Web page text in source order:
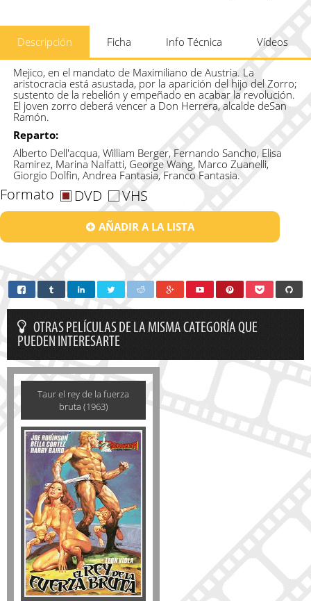
Descripción Ficha Info Técnica Vídeos
Mejico, en el mandato de Maximiliano de Austria. La
aristocracia está asustada, por la aparición del hijo del Zorro;
sustento de la rebelión y empeñado en acabar la revolución.
El joven zorro deberá vencer a Don Herrera, alcalde deSan
Ramón.
Reparto:
Alberto Dell'acqua, William Berger, Fernando Sancho, Elisa
Ramirez, Marina Nalfatti, George Wang, Marco Zuanelli,
Giorgio Dolfin, Andrea Fantasia, Franco Fantasia.
Formato DVD VHS
AÑADIR A LA LISTA
OTRAS PELÍCULAS DE LA MISMA CATEGORÍA QUE
PUEDEN INTERESARTE
Taur el rey de la fuerza
bruta (1963)